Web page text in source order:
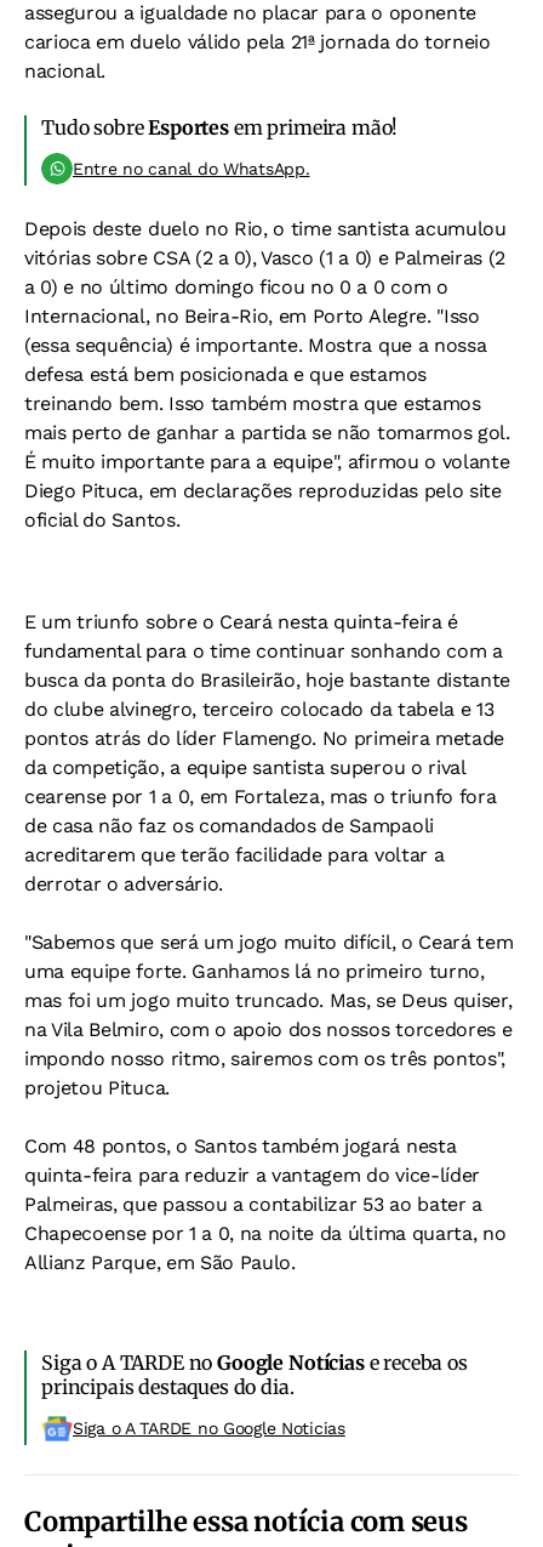
assegurou a igualdade no placar para o oponente
carioca em duelo válido pela 21ª jornada do torneio
nacional.
Tudo sobreEsportesem primeira mão!
Entre no canal do WhatsApp.
Depois deste duelo no Rio, o time santista acumulou
vitórias sobre CSA (2 a 0), Vasco (1 a 0) e Palmeiras (2
a 0) e no último domingo ficou no 0 a 0 com o
Internacional, no Beira-Rio, em Porto Alegre. "Isso
(essa sequência) é importante. Mostra que a nossa
defesa está bem posicionada e que estamos
treinando bem. Isso também mostra que estamos
mais perto de ganhar a partida se não tomarmos gol.
É muito importante para a equipe", afirmou o volante
Diego Pituca, em declarações reproduzidas pelo site
oficial do Santos.
E um triunfo sobre o Ceará nesta quinta-feira é
fundamental para o time continuar sonhando com a
busca da ponta do Brasileirão, hoje bastante distante
do clube alvinegro, terceiro colocado da tabela e 13
pontos atrás do líder Flamengo. No primeira metade
da competição, a equipe santista superou o rival
cearense por 1 a 0, em Fortaleza, mas o triunfo fora
de casa não faz os comandados de Sampaoli
acreditarem que terão facilidade para voltar a
derrotar o adversário.
"Sabemos que será um jogo muito difícil, o Ceará tem
uma equipe forte. Ganhamos lá no primeiro turno,
mas foi um jogo muito truncado. Mas, se Deus quiser,
na Vila Belmiro, com o apoio dos nossos torcedores e
impondo nosso ritmo, sairemos com os três pontos",
projetou Pituca.
Com 48 pontos, o Santos também jogará nesta
quinta-feira para reduzir a vantagem do vice-líder
Palmeiras, que passou a contabilizar 53 ao bater a
Chapecoense por 1 a 0, na noite da última quarta, no
Allianz Parque, em São Paulo.
Siga o A TARDE noGoogle Notíciase receba os
principais destaques do dia.
Siga o A TARDE no Google Noticias
Compartilhe essa notícia com seus